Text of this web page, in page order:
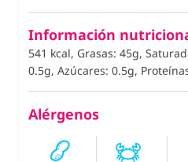
Información
541 kcal, Grasas: 45g,
0.5g, Azúcares: 0.5g,
Alérgenos